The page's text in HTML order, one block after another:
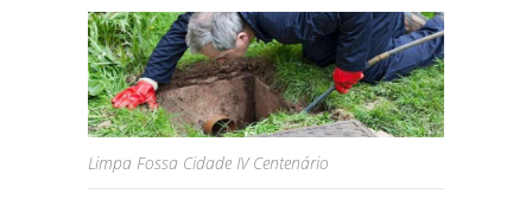
Limpa Fossa Cidade IV Centenário